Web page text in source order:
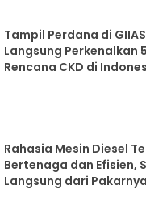
Tampil Perdana di
Langsung Perkenalkan
Rencana CKD di
Rahasia Mesin Diesel
Bertenaga dan Efisien,
Langsung dari Pakarnya